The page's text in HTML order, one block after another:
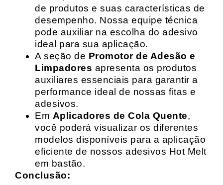
de produtos e suas características de
desempenho. Nossa equipe técnica
pode auxiliar na escolha do adesivo
ideal para sua aplicação.
A seção de Promotor de Adesão e
Limpadores apresenta os produtos
auxiliares essenciais para garantir a
performance ideal de nossas fitas e
adesivos.
Em Aplicadores de Cola Quente,
você poderá visualizar os diferentes
modelos disponíveis para a aplicação
eficiente de nossos adesivos Hot Melt
em bastão.
Conclusão: